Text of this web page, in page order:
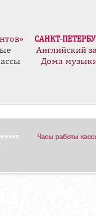
САНКТ-
Английский
Дома
Часы работы